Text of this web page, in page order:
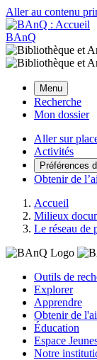
Aller au contenu
BAnQ
Menu
Recherche
Mon dossier
Aller sur
Activités
Préférences
Obtenir de
Accueil
Milieux
Le réseau de
Outils de
Explorer
Apprendre
Obtenir de
Éducation
Espace
Notre